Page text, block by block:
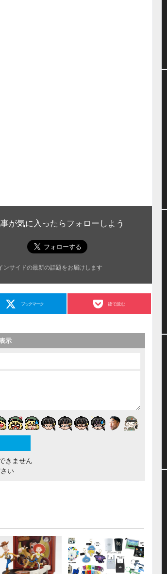
が気に入ったらフォローしよう
ンサイドの最新の話題をお届けします
ブックマーク 後で読む
示
きません
い